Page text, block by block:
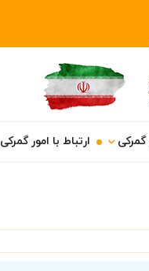
گمرکی ارتباط با امور گمرکی